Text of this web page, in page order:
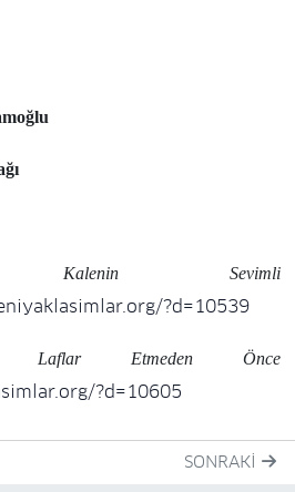
Kalenin Sevimli
?d=10539
Laflar Etmeden Önce
?d=10605
SONRAKI